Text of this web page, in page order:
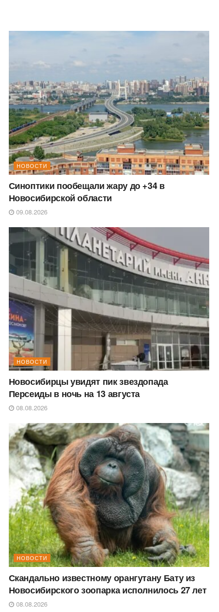
НОВОСТИ
Синоптики пообещали жару до +34 в
Новосибирской области
09.08.2026
НОВОСТИ
Новосибирцы увидят пик звездопада
Персеиды в ночь на 13 августа
08.08.2026
НОВОСТИ
Скандально известному орангутану Бату из
Новосибирского зоопарка исполнилось 27 лет
08.08.2026